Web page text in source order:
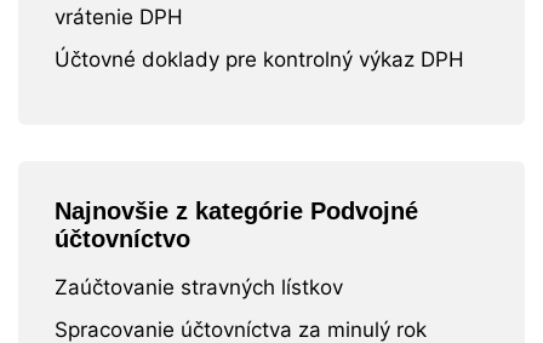
vrátenie DPH
Účtovné doklady pre kontrolný výkaz DPH
Najnovšie z kategórie Podvojné
účtovníctvo
Zaúčtovanie stravných lístkov
Spracovanie účtovníctva za minulý rok